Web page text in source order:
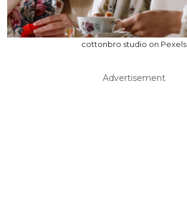
cottonbro studio on Pexels
Advertisement